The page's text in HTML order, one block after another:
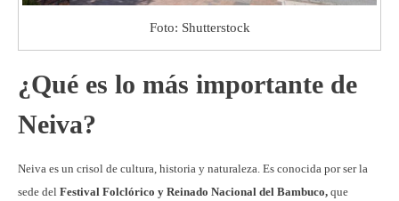
Foto: Shutterstock
¿Qué es lo más importante de
Neiva?
Neiva es un crisol de cultura, historia y naturaleza. Es conocida por ser la
sede del Festival Folclórico y Reinado Nacional del Bambuco, que